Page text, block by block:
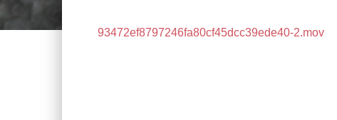
93472ef8797246fa80cf45dcc39ede40-2.mov